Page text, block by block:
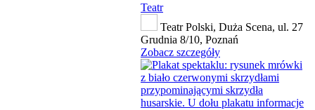
Teatr
Teatr Polski, Duża Scena, ul. 27
Grudnia 8/10, Poznań
Zobacz szczegóły